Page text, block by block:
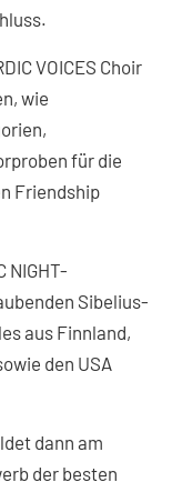
VOICES Choir
wie
für die
Friendship
NIGHT-
Sibelius-
aus Finnland,
den USA
dann am
der besten